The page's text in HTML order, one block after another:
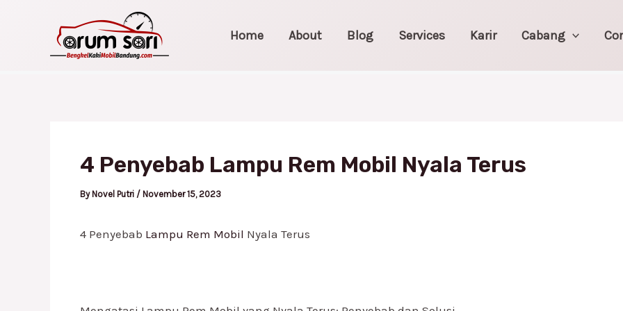
Home About Blog Services Karir Cabang
4 Penyebab Lampu Rem Mobil Nyala Terus
ByNovel Putri / November 15, 2023
4 Penyebab Lampu Rem Mobil Nyala Terus
navigation